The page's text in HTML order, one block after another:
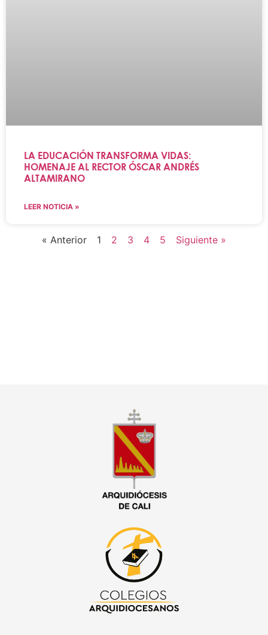
LA EDUCACIÓN TRANSFORMA VIDAS:
HOMENAJE AL RECTOR ÓSCAR ANDRÉS
ALTAMIRANO
LEER NOTICIA »
« Anterior 1 2 3 4 5 Siguiente »